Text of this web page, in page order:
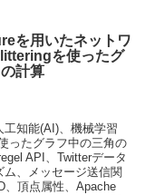
を用いたネットワ
を使ったグ
計算
知能(AI)、機械学習
ったグラフ中の三角の
API、Twitterデータ
、メッセージ送信関
、頂点属性、Apache